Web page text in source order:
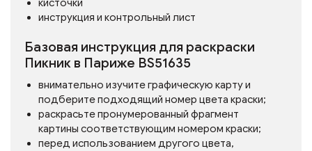
кисточки
инструкция и контрольный лист
Базовая инструкция для раскраски
Пикник в Париже BS51635
внимательно изучите графическую карту и
подберите подходящий номер цвета краски;
раскрасьте пронумерованный фрагмент
картины соответствующим номером краски;
перед использованием другого цвета,